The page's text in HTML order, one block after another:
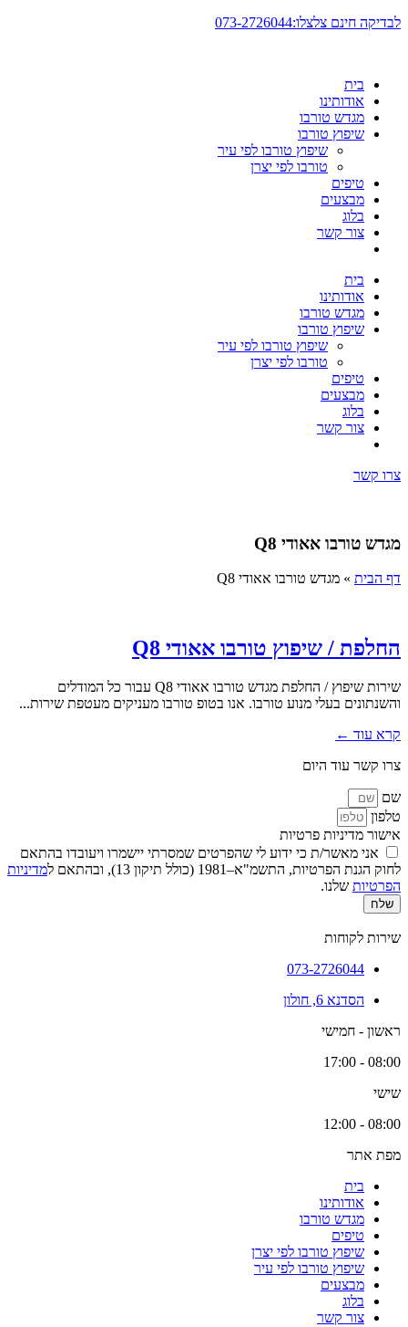
דלג
לבדיקה חינם צלצלו:073-2726044
בית
אודותינו
מגדש טורבו
שיפוץ טורבו
שיפוץ טורבו לפי עיר
טורבו לפי יצרן
טיפים
מבצעים
בלוג
צור קשר
בית
אודותינו
מגדש טורבו
שיפוץ טורבו
שיפוץ טורבו לפי עיר
טורבו לפי יצרן
טיפים
מבצעים
בלוג
צור קשר
צרו קשר
מגדש טורבו אאודי Q8
דף הבית » מגדש טורבו אאודי Q8
החלפת / שיפוץ טורבו אאודי Q8
שירות שיפוץ / החלפת מגדש טורבו אאודי Q8 עבור כל המודלים
והשנתונים בעלי מנוע טורבו. אנו בטופ טורבו מעניקים מעטפת שירות...
קרא עוד ←
צרו קשר עוד היום
שם
טלפון
אישור מדיניות פרטיות
אני מאשר/ת כי ידוע לי שהפרטים שמסרתי יישמרו ויעובדו בהתאם
לחוק הגנת הפרטיות, התשמ"א–1981 (כולל תיקון 13), ובהתאם ל
מדיניות
הפרטיות שלנו.
שלח
שירות לקוחות
073-2726044
הסדנא 6, חולון
ראשון - חמישי
08:00 - 17:00
שישי
08:00 - 12:00
מפת אתר
בית
אודותינו
מגדש טורבו
טיפים
שיפוץ טורבו לפי יצרן
שיפוץ טורבו לפי עיר
מבצעים
בלוג
צור קשר